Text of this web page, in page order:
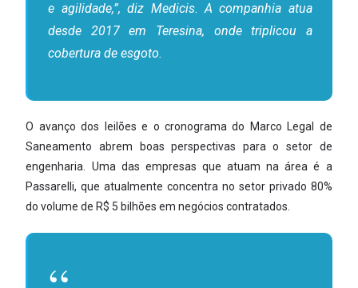
e agilidade,”, diz Medicis. A companhia atua
desde 2017 em Teresina, onde triplicou a
cobertura de esgoto.
O avanço dos leilões e o cronograma do Marco Legal de
Saneamento abrem boas perspectivas para o setor de
engenharia. Uma das empresas que atuam na área é a
Passarelli, que atualmente concentra no setor privado 80%
do volume de R$ 5 bilhões em negócios contratados.